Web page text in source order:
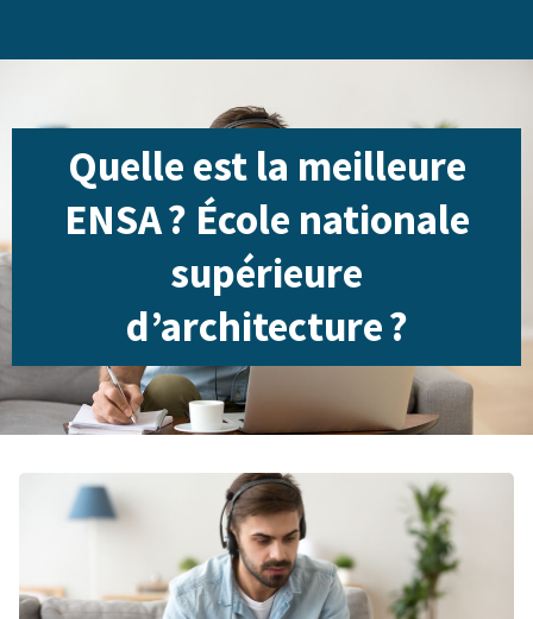
Quelle est la meilleure
ENSA ? École nationale
supérieure
d’architecture ?